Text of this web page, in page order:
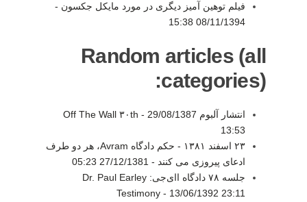
فیلم توهین آمیز دیگری در مورد مایکل جکسون -
08/11/1394 15:38
Random articles (all
categories):
انتشار آلبوم Off The Wall ۳۰th - 29/08/1387
13:53
۲۳ اسفند ۱۳۸۱ - حکم دادگاه Avram، هر دو طرف
ادعای پیروزی می کنند - 27/12/1381 05:23
جلسه ۷۸ دادگاه اای‌جی: Dr. Paul Earley
Testimony - 13/06/1392 23:11